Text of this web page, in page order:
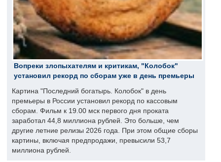
Вопреки злопыхателям и критикам, "Колобок"
установил рекорд по сборам уже в день премьеры
Картина "Последний богатырь. Колобок" в день
премьеры в России установил рекорд по кассовым
сборам. Фильм к 19.00 мск первого дня проката
заработал 44,8 миллиона рублей. Это больше, чем
другие летние релизы 2026 года. При этом общие сборы
картины, включая предпродажи, превысили 53,7
миллиона рублей.